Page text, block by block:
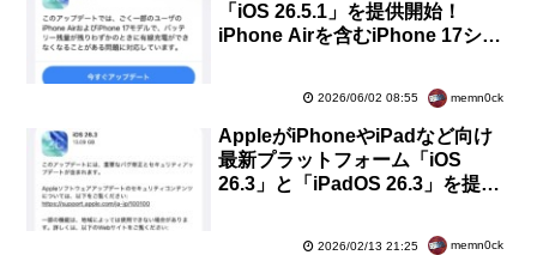
「iOS 26.5.1」を提供開始！
iPhone Airを含むiPhone 17シリ
2026/06/02 08:55 memn0ck
AppleがiPhoneやiPadなど向け
最新プラットフォーム「iOS
26.3」と「iPadOS 26.3」を提供
2026/02/13 21:25 memn0ck